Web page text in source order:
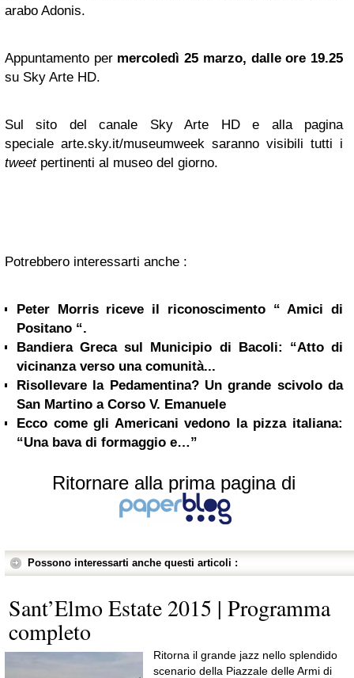
arabo Adonis.
Appuntamento per mercoledì 25 marzo, dalle ore 19.25
su Sky Arte HD.
Sul sito del canale Sky Arte HD e alla pagina
speciale arte.sky.it/museumweek saranno visibili tutti i
tweetpertinenti al museo del giorno.
Potrebbero interessarti anche :
Peter Morris riceve il riconoscimento “ Amici di
Positano “.
Bandiera Greca sul Municipio di Bacoli: “Atto di
vicinanza verso una comunità...
Risollevare la Pedamentina? Un grande scivolo da
San Martino a Corso V. Emanuele
Ecco come gli Americani vedono la pizza italiana:
“Una bava di formaggio e…”
Ritornare alla prima pagina di
Possono interessarti anche questi articoli :
Sant’Elmo Estate 2015 | Programma
completo
Ritorna il grande jazz nello splendido
scenario della Piazzale delle Armi di